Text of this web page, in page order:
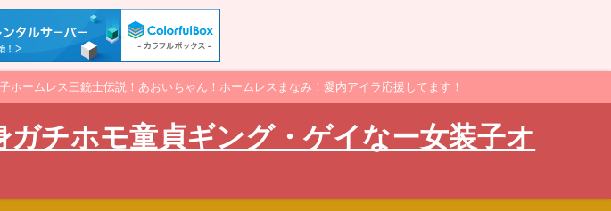
ームレス三銃士伝説！あおいちゃん！ホームレスまなみ！愛内アイラ応援してます！
チホモ童貞ギング・ゲイなー女装子オ